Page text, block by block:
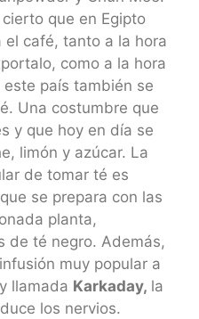
que en Egipto
el café, tanto a la hora
como a la hora
país también se
Una costumbre que
y que hoy en día se
limón y azúcar. La
de tomar té es
que se prepara con las
planta,
de té negro. Además,
muy popular a
llamada Karkaday, la
los nervios.